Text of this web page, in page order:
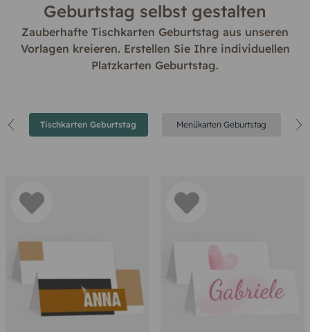
Geburtstag selbst gestalten
Zauberhafte Tischkarten Geburtstag aus unseren
Vorlagen kreieren. Erstellen Sie Ihre individuellen
Platzkarten Geburtstag.
Tischkarten Geburtstag Menükarten Geburtstag